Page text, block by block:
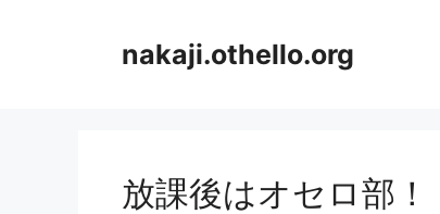
nakaji.othello.org
放課後はオセロ部